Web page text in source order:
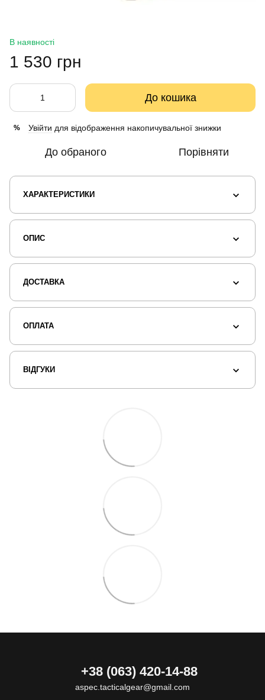
В наявності
1 530 грн
До кошика
% Увійти для відображення накопичувальної знижки
До обраного Порівняти
ХАРАКТЕРИСТИКИ
ОПИС
ДОСТАВКА
ОПЛАТА
ВІДГУКИ
+38 (063) 420-14-88
aspec.tacticalgear@gmail.com